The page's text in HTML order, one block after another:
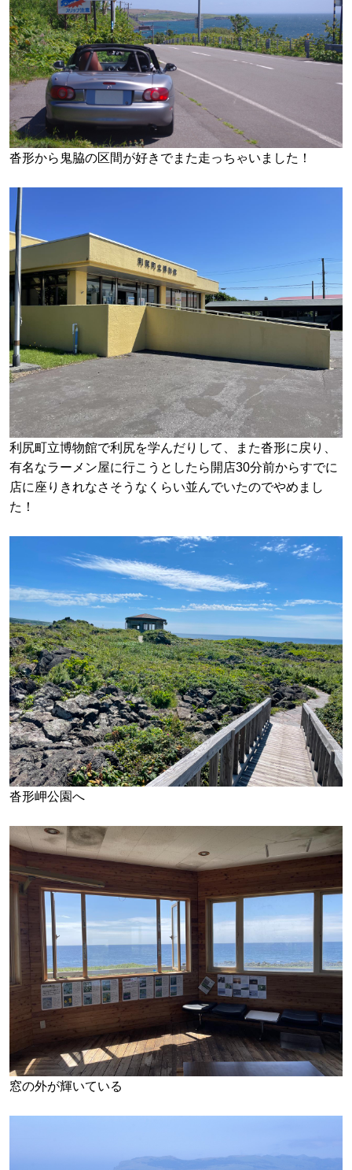
沓形から鬼脇の区間が好きでまた走っちゃいました！
利尻町立博物館で利尻を学んだりして、また沓形に戻り、
有名なラーメン屋に行こうとしたら開店30分前からすでに
店に座りきれなさそうなくらい並んでいたのでやめまし
た！
沓形岬公園へ
窓の外が輝いている